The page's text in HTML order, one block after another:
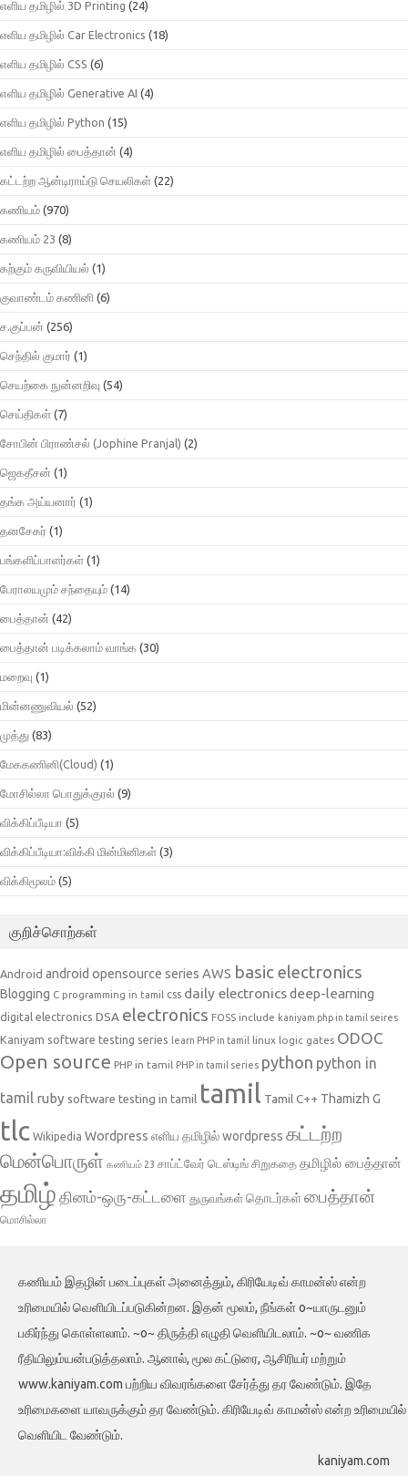
எளிய தமிழில் 3D Printing (24)
எளிய தமிழில் Car Electronics (18)
எளிய தமிழில் CSS (6)
எளிய தமிழில் Generative AI (4)
எளிய தமிழில் Python (15)
எளிய தமிழில் பைத்தான் (4)
கட்டற்ற ஆன்டிராய்டு செயலிகள் (22)
கணியம் (970)
கணியம் 23 (8)
கற்கும் கருவியியல் (1)
குவாண்டம் கணினி (6)
ச.குப்பன் (256)
செந்தில் குமார் (1)
செயற்கை நுன்னறிவு (54)
செய்திகள் (7)
சோபின் பிராண்சல் (Jophine Pranjal) (2)
ஜெகதீசன் (1)
தங்க அய்யனார் (1)
தனசேகர் (1)
பங்களிப்பாளர்கள் (1)
பேராலயமும் சந்தையும் (14)
பைத்தான் (42)
பைத்தான் படிக்கலாம் வாங்க (30)
மறைவு (1)
மின்னணுவியல் (52)
முத்து (83)
மேககணினி(Cloud) (1)
மோசில்லா பொதுக்குரல் (9)
விக்கிப்பீடியா (5)
விக்கிப்பீடியா:விக்கி மின்மினிகள் (3)
விக்கிமூலம் (5)
குறிச்சொற்கள்
Android android opensource series AWS basic electronics
Blogging C programming in tamil css daily electronicsdeep-learning
digital electronics DSA electronics FOSS include kaniyam php in tamil seires
Kaniyam software testing series learn PHP in tamil linux logic gates ODOC
Open source PHP in tamil PHP in tamil series python python in
tamil ruby software testing in tamil tamil Tamil C++ Thamizh G
tlc Wikipedia Wordpress எளிய தமிழில் wordpress கட்டற்ற
மென்பொருள் கணியம் 23 சாப்ட்வேர் டெஸ்டிங் சிறுகதை தமிழில் பைத்தான்
தமிழ் தினம்-ஒரு-கட்டளை துருவங்கள் தொடர்கள்பைத்தான்
மொசில்லா
கணியம் இதழின் படைப்புகள் அனைத்தும், கிரியேடிவ் காமன்ஸ் என்ற
உரிமையில் வெளியிடப்படுகின்றன. இதன் மூலம், நீங்கள் o~யாருடனும்
பகிர்ந்து கொள்ளலாம். ~o~ திருத்தி எழுதி வெளியிடலாம். ~o~ வணிக
ரீதியிலும்யன்படுத்தலாம். ஆனால், மூல கட்டுரை, ஆசிரியர் மற்றும்
www.kaniyam.com பற்றிய விவரங்களை சேர்த்து தர வேண்டும். இதே
உரிமைகளை யாவருக்கும் தர வேண்டும். கிரியேடிவ் காமன்ஸ் என்ற உரிமையில்
வெளியிட வேண்டும்.
kaniyam.com